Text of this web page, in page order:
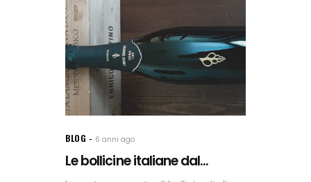
BLOG 6 anni ago
Le bollicine italiane dal...